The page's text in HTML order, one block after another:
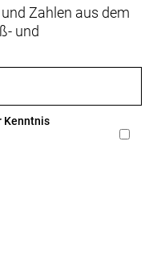
Zahlen aus dem
und
Kenntnis